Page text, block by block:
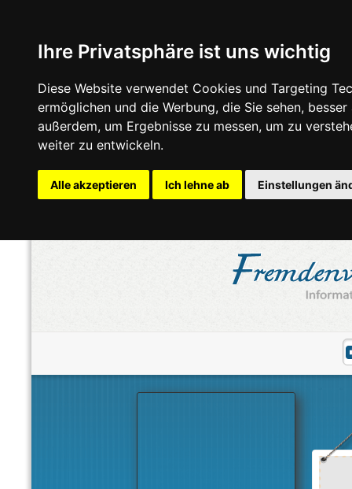
Ihre Privatsphäre ist uns wichtig
Diese Website verwendet Cookies und Targeting
ermöglichen und die Werbung, die Sie sehen,
außerdem, um Ergebnisse zu messen, um zu
weiter zu entwickeln.
Alle akzeptieren Ich lehne ab Einstellungen